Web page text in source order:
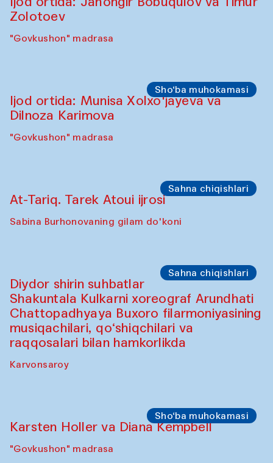
Zolotoev
"Govkushon" madrasa
Sho‘ba muhokamasi
Ijod ortida: Munisa Xolxo'jayeva va
Dilnoza Karimova
"Govkushon" madrasa
Sahna chiqishlari
At-Tariq. Tarek Atoui ijrosi
Sabina Burhonovaning gilam do'koni
Sahna chiqishlari
Diydor shirin suhbatlar
Shakuntala Kulkarni xoreograf Arundhati
Chattopadhyaya Buxoro filarmoniyasining
musiqachilari, qo‘shiqchilari va
raqqosalari bilan hamkorlikda
Karvonsaroy
Sho‘ba muhokamasi
Karsten Holler va Diana Kempbell
"Govkushon" madrasa